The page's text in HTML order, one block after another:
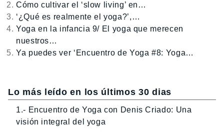
Cómo cultivar el ‘slow living’ en…
‘¿Qué es realmente el yoga?’,…
Yoga en la infancia 9/ El yoga que merecen
nuestros…
Ya puedes ver ‘Encuentro de Yoga #8: Yoga…
Lo más leído en los últimos 30 dias
1.- Encuentro de Yoga con Denis Criado: Una
visión integral del yoga